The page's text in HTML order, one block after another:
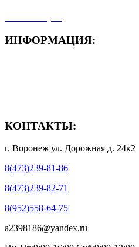
ИНФОРМАЦИЯ:
КОНТАКТЫ:
г. Воронеж ул. Дорожная д. 24к2
8(473)239-81-86
8(473)239-82-71
8(952)558-64-75
a2398186@yandex.ru